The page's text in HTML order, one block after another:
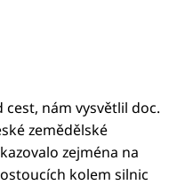
cest, nám vysvětlil doc.
zemědělské
zejména na
kolem silnic